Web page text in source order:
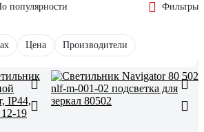
популярности Фильтры
Цена Производители